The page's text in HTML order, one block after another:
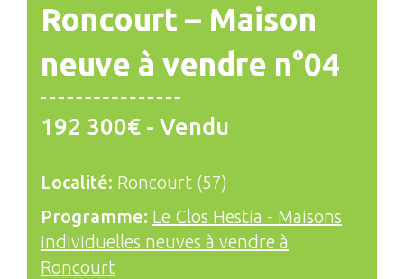
Roncourt – Maison
neuve à vendre n°04
192 300€ - Vendu
Localité: Roncourt (57)
Programme: Le Clos Hestia - Maisons
individuelles neuves à vendre à
Roncourt